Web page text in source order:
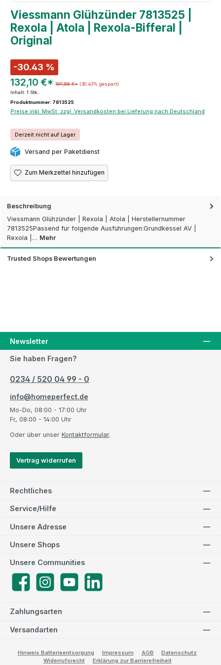
Viessmann Glühzünder 7813525 |
Rexola | Atola | Rexola-Bifferal |
Original
-30.43 %
132,10 €* 189,88 €* (30.43% gespart)
Inhalt: 1 Stk.
Produktnummer: 7813525
Preise inkl. MwSt. zzgl. Versandkosten bei Lieferung nach Deutschland
Derzeit nicht auf Lager
Versand per Paketdienst
Zum Merkzettel hinzufügen
Beschreibung
Viessmann Glühzünder | Rexola | Atola | Herstellernummer
7813525Passend für folgende Ausführungen:Grundkessel AV |
Rexola |… Mehr
Trusted Shops Bewertungen
Newsletter
Sie haben Fragen?
0234 / 520 04 99 - 0
info@homeperfect.de
Mo-Do, 08:00 - 17:00 Uhr
Fr, 08:00 - 14:00 Uhr
Oder über unser Kontaktformular.
Vertrag widerrufen
Rechtliches
Service/Hilfe
Zahlungsarten
Versandarten
Unsere Adresse
Unsere Communities
FacebookInstagramYouTube
Unsere Shops
Hinweis Batterieentsorgung Impressum AGB
Datenschutz
Widerrufsrecht
Erklärung zur Barrierefreiheit